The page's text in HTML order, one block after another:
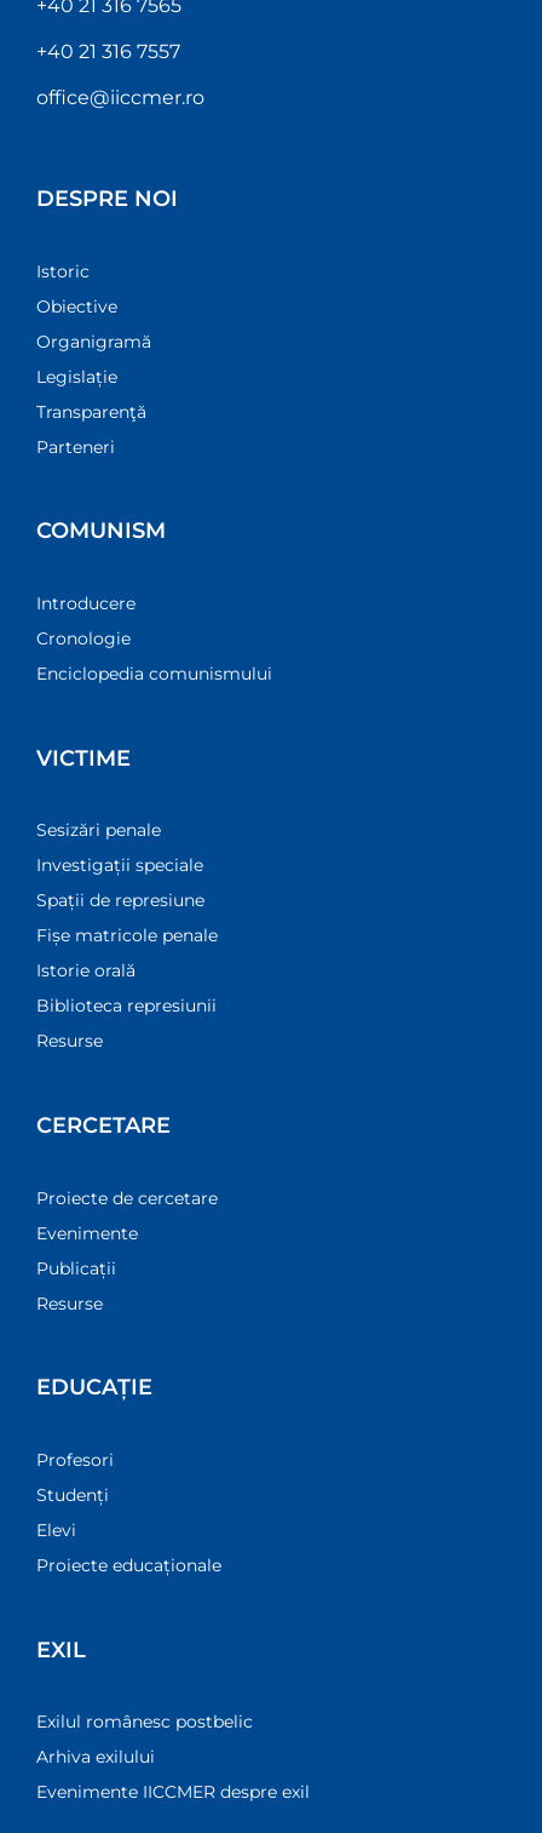
+40 21 316 7565
+40 21 316 7557
office@iiccmer.ro
DESPRE NOI
Istoric
Obiective
Organigramă
Legislație
Transparenţă
Parteneri
COMUNISM
Introducere
Cronologie
Enciclopedia comunismului
VICTIME
Sesizări penale
Investigații speciale
Spații de represiune
Fișe matricole penale
Istorie orală
Biblioteca represiunii
Resurse
CERCETARE
Proiecte de cercetare
Evenimente
Publicații
Resurse
EDUCAȚIE
Profesori
Studenți
Elevi
Proiecte educaționale
EXIL
Exilul românesc postbelic
Arhiva exilului
Evenimente IICCMER despre exil